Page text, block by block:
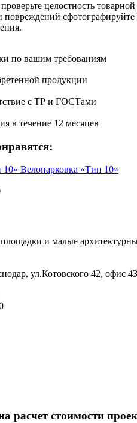
целостность
сфотографируйте
по вашим требованиям
продукции
с ТР и ГОСТами
в течение 12 месяцев
Велопарковка «Тип 10»
и малые
ул.Котовского 42, офис
расчет стоимости